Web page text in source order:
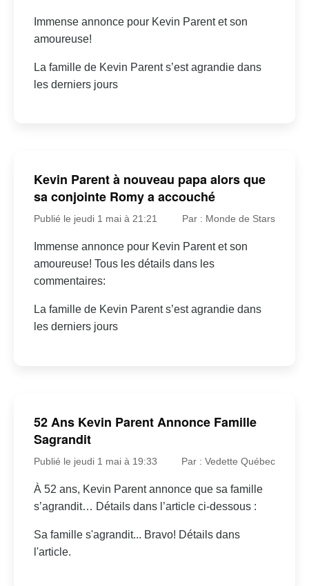
Immense annonce pour Kevin Parent et son
amoureuse!
La famille de Kevin Parent s’est agrandie dans
les derniers jours
Kevin Parent à nouveau papa alors que
sa conjointe Romy a accouché
Publié le jeudi 1 mai à 21:21 Par : Monde de Stars
Immense annonce pour Kevin Parent et son
amoureuse! Tous les détails dans les
commentaires:
La famille de Kevin Parent s’est agrandie dans
les derniers jours
52 Ans Kevin Parent Annonce Famille
Sagrandit
Publié le jeudi 1 mai à 19:33 Par : Vedette Québec
À 52 ans, Kevin Parent annonce que sa famille
s’agrandit… Détails dans l’article ci-dessous :
Sa famille s'agrandit... Bravo! Détails dans
l'article.